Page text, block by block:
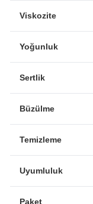
Viskozite
Yoğunluk
Sertlik
Büzülme
Temizleme
Uyumluluk
Paket